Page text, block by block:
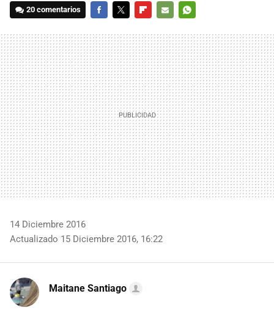
20 comentarios
MAIL
14 Diciembre 2016
Actualizado 15 Diciembre 2016, 16:22
Maitane Santiago